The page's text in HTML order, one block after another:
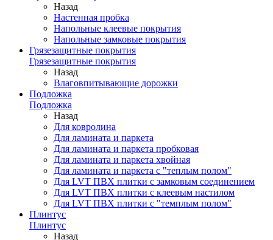
Назад
Настенная пробка
Напольные клеевые покрытия
Напольные замковые покрытия
Грязезащитные покрытия
Грязезащитные покрытия
Назад
Влаговпитывающие дорожки
Подложка
Подложка
Назад
Для ковролина
Для ламината и паркета
Для ламината и паркета пробковая
Для ламината и паркета хвойная
Для ламината и паркета с "теплым полом"
Для LVT ПВХ плитки с замковым соединением
Для LVT ПВХ плитки с клеевым настилом
Для LVT ПВХ плитки с "темплым полом"
Плинтус
Плинтус
Назад